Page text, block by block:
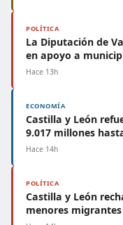
POLÍTICA
La Diputación de
en apoyo a
Hace 13h
ECONOMÍA
Castilla y León
9.017 millones
Hace 14h
POLÍTICA
Castilla y León
menores